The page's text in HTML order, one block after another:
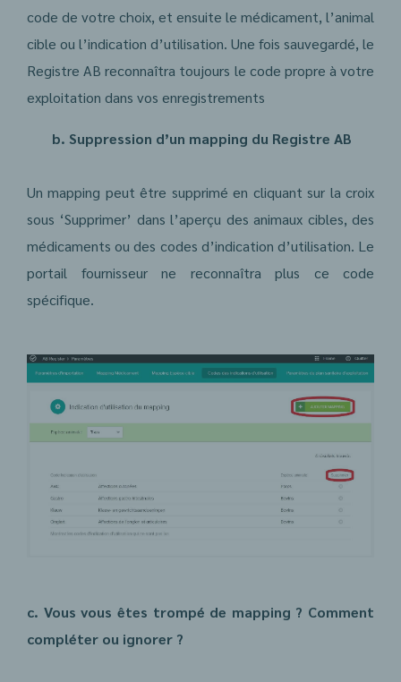
code de votre choix, et ensuite le médicament, l’animal
cible ou l’indication d’utilisation. Une fois sauvegardé, le
Registre AB reconnaîtra toujours le code propre à votre
exploitation dans vos enregistrements
b. Suppression d’un mapping du Registre AB
Un mapping peut être supprimé en cliquant sur la croix
sous ‘Supprimer’ dans l’aperçu des animaux cibles, des
médicaments ou des codes d’indication d’utilisation. Le
portail fournisseur ne reconnaîtra plus ce code
spécifique.
c. Vous vous êtes trompé de mapping ? Comment
compléter ou ignorer ?